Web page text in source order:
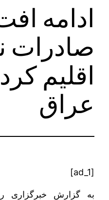
ادامه
صادرات
اقلیم
عراق
[ad_1]
به گزارش خبرگزاری